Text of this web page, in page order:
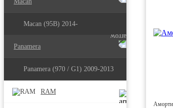
Macan (95B) 2014-
Panamera
Panamera (970 / G1) 2009-2013
RAM